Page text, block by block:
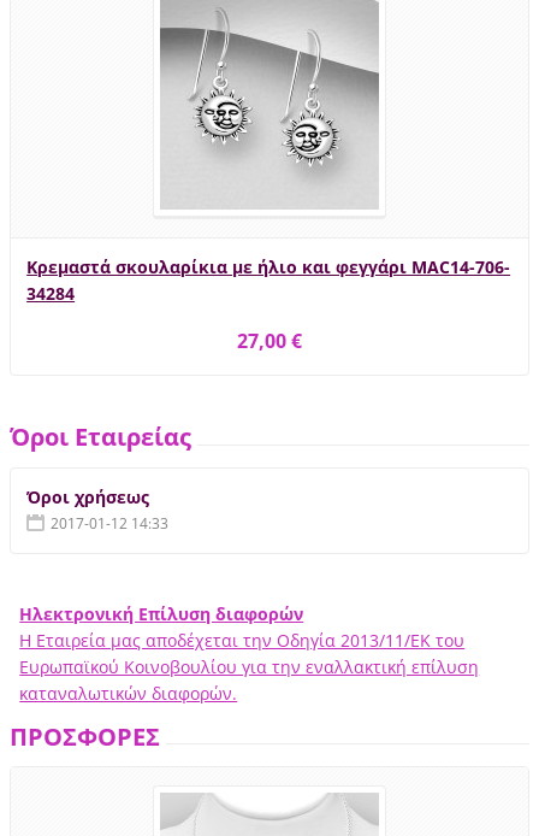
Κρεμαστά σκουλαρίκια με ήλιο και φεγγάρι MAC14-706-
34284
27,00 €
Όροι Εταιρείας
Όροι χρήσεως
2017-01-12 14:33
Ηλεκτρονική Επίλυση διαφορών
Η Εταιρεία μας αποδέχεται την Οδηγία 2013/11/ΕΚ του
Ευρωπαϊκού Κοινοβουλίου για την εναλλακτική επίλυση
καταναλωτικών διαφορών.
ΠΡΟΣΦΟΡΕΣ